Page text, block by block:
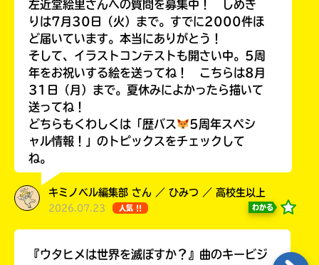
Loading ..
左近堂絵里さんへの質問を募集中！ しめき
りは7月30日（火）まで。すでに2000件ほ
ど届いています。本当にありがとう！
そして、イラストコンテストも開さい中。5周
年をお祝いする絵を送ってね！ こちらは8月
31日（月）まで。夏休みによかったら描いて
送ってね！
どちらもくわしくは「歴バス
5周年スペシ
ャル情報！」のトピックスをチェックして
ね。
キミノベル編集部 さん ／ ひみつ ／ 高校生以上
2026.07.23 人気 !! わかる
『ウタヒメは世界を滅ぼすか？』曲のキービジ
力